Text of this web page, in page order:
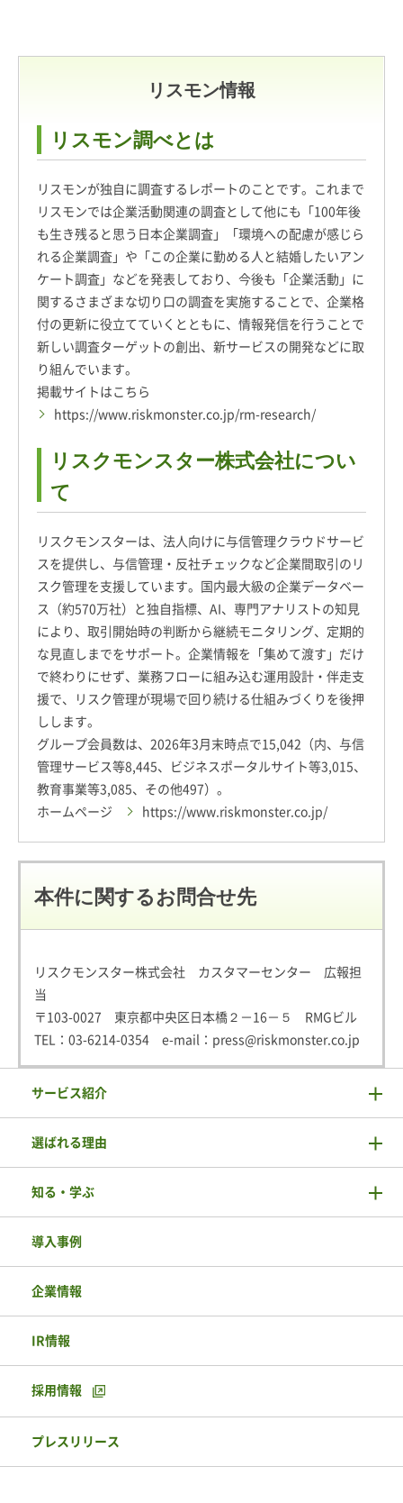
リスモン情報
リスモン調べとは
リスモンが独自に調査するレポートのことです。これまで
リスモンでは企業活動関連の調査として他にも「100年後
も生き残ると思う日本企業調査」「環境への配慮が感じら
れる企業調査」や「この企業に勤める人と結婚したいアン
ケート調査」などを発表しており、今後も「企業活動」に
関するさまざまな切り口の調査を実施することで、企業格
付の更新に役立てていくとともに、情報発信を行うことで
新しい調査ターゲットの創出、新サービスの開発などに取
り組んでいます。
掲載サイトはこちら
https://www.riskmonster.co.jp/rm-research/
リスクモンスター株式会社につい
て
リスクモンスターは、法人向けに与信管理クラウドサービ
スを提供し、与信管理・反社チェックなど企業間取引のリ
スク管理を支援しています。国内最大級の企業データベー
ス（約570万社）と独自指標、AI、専門アナリストの知見
により、取引開始時の判断から継続モニタリング、定期的
な見直しまでをサポート。企業情報を「集めて渡す」だけ
で終わりにせず、業務フローに組み込む運用設計・伴走支
援で、リスク管理が現場で回り続ける仕組みづくりを後押
しします。
グループ会員数は、2026年3月末時点で15,042（内、与信
管理サービス等8,445、ビジネスポータルサイト等3,015、
教育事業等3,085、その他497）。
ホームページ
https://www.riskmonster.co.jp/
本件に関するお問合せ先
リスクモンスター株式会社 カスタマーセンター 広報担
当
〒103-0027 東京都中央区日本橋２－16－５ RMGビル
TEL： 03-6214-0354 e-mail： press@riskmonster.co.jp
サービス紹介
選ばれる理由
知る・学ぶ
導入事例
企業情報
IR情報
採用情報
プレスリリース